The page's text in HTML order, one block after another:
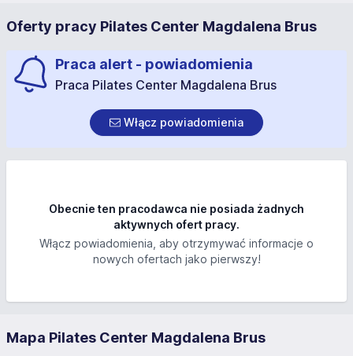
Oferty pracy Pilates Center Magdalena Brus
Praca alert - powiadomienia
Praca Pilates Center Magdalena Brus
Włącz powiadomienia
Obecnie ten pracodawca nie posiada żadnych
aktywnych ofert pracy.
Włącz powiadomienia, aby otrzymywać informacje o
nowych ofertach jako pierwszy!
Mapa Pilates Center Magdalena Brus